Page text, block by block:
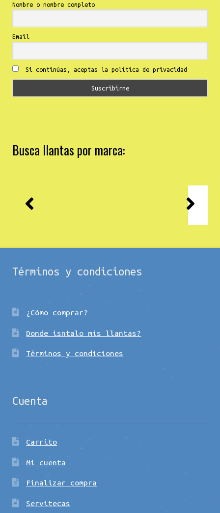
Nombre o nombre completo
Email
Si continúas, aceptas la política de privacidad
Busca llantas por marca:
Términos y condiciones
¿Còmo comprar?
Donde isntalo mis llantas?
Tèrminos y condiciones
Cuenta
Carrito
Mi cuenta
Finalizar compra
Servitecas